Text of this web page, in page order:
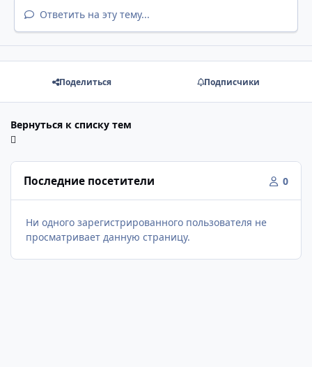
Ответить на эту тему...
Поделиться Подписчики
Вернуться к списку тем
Последние посетители 0
Ни одного зарегистрированного пользователя не
просматривает данную страницу.